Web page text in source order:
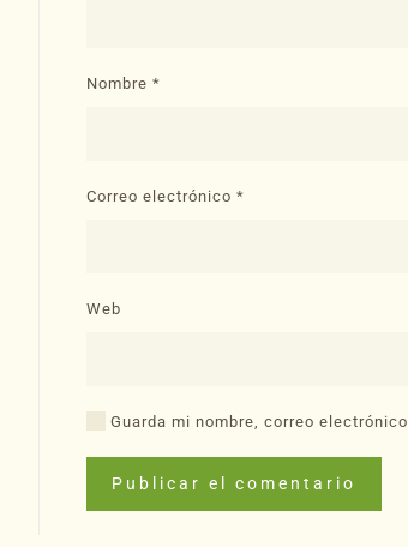
Nombre *
Correo electrónico *
Web
Guarda mi nombre, correo
Publicar el comentario